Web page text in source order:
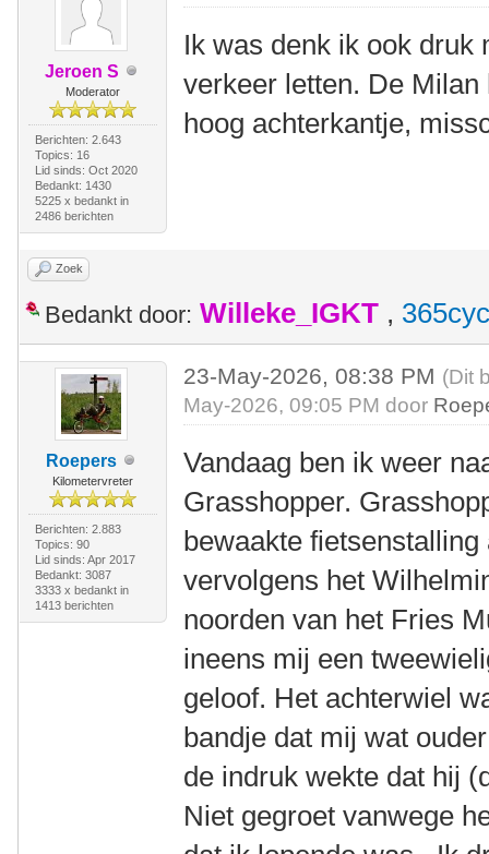
Jeroen S
Moderator
Berichten: 2.643
Topics: 16
Lid sinds: Oct 2020
Bedankt: 1430
5225 x bedankt in
2486 berichten
Ik was denk ik ook druk
verkeer letten. De
hoog achterkantje,
Zoek
Bedankt door: Willeke_IGKT ,
Roepers
Kilometervreter
Berichten: 2.883
Topics: 90
Lid sinds: Apr 2017
Bedankt: 3087
3333 x bedankt in
1413 berichten
23-May-2026, 08:38 PM (Dit
May-2026, 09:05 PM door
Vandaag ben ik weer
Grasshopper.
bewaakte
vervolgens het
noorden van het Fries
ineens mij een
geloof. Het achterwiel
bandje dat mij wat
de indruk wekte dat hij
Niet gegroet vanwege